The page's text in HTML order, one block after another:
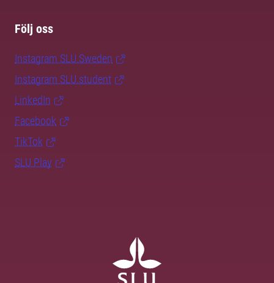
Följ oss
Instagram SLU.Sweden
Instagram SLU.student
LinkedIn
Facebook
TikTok
SLU Play